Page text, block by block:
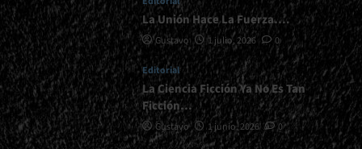
La Unión Hace La Fuerza….
Gustavo 1 julio, 2026 0
Editorial
La Ciencia Ficción Ya No Es Tan
Ficción…
Gustavo 1 junio, 2026 0